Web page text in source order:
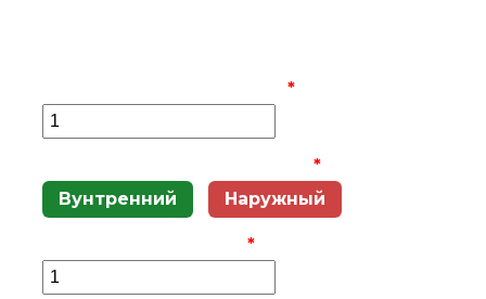
*
*
Вунтренний
Наружный
*